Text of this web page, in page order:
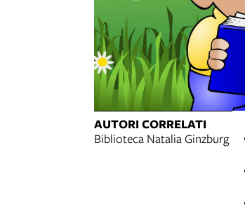
AUTORI CORRELATI
Biblioteca Natalia Ginzburg